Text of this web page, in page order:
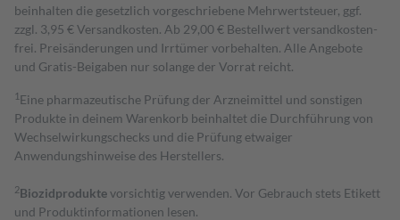
beinhalten die gesetzlich vorgeschriebene Mehrwertsteuer, ggf.
zzgl. 3,95 € Versandkosten. Ab 29,00 € Bestell­wert versand­kosten­
frei. Preisänderungen und Irrtümer vorbehalten. Alle Angebote
und Gratis-Beigaben nur solange der Vorrat reicht.
1 Eine pharmazeutische Prüfung der Arzneimittel und sonstigen
Produkte in deinem Warenkorb beinhaltet die Durchführung von
Wechselwirkungschecks und die Prüfung etwaiger
Anwendungshinweise des Herstellers.
2Biozidproduktevorsichtig verwenden. Vor Gebrauch stets Etikett
und Produktinformationen lesen.